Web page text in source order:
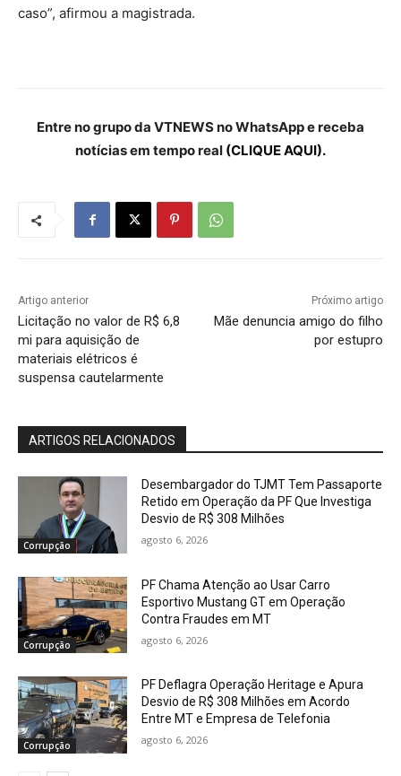
caso”, afirmou a magistrada.
Entre no grupo da VTNEWS no WhatsApp e receba
notícias em tempo real (CLIQUE AQUI).
Artigo anterior
Licitação no valor de R$ 6,8
mi para aquisição de
materiais elétricos é
suspensa cautelarmente
Próximo artigo
Mãe denuncia amigo do filho
por estupro
ARTIGOS RELACIONADOS
Corrupção
Desembargador do TJMT Tem Passaporte
Retido em Operação da PF Que Investiga
Desvio de R$ 308 Milhões
agosto 6, 2026
Corrupção
PF Chama Atenção ao Usar Carro
Esportivo Mustang GT em Operação
Contra Fraudes em MT
agosto 6, 2026
Corrupção
PF Deflagra Operação Heritage e Apura
Desvio de R$ 308 Milhões em Acordo
Entre MT e Empresa de Telefonia
agosto 6, 2026